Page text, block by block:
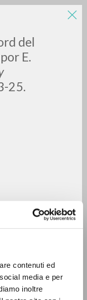
contenuti ed
media e per
inoltre
del
E.
25.